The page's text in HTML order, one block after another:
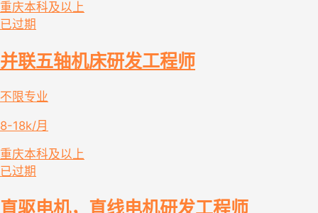
重庆本科及以上
已过期
并联五轴机床研发工程师
不限专业
8-18k/月
重庆本科及以上
已过期
直驱电机，直线电机研发工程师